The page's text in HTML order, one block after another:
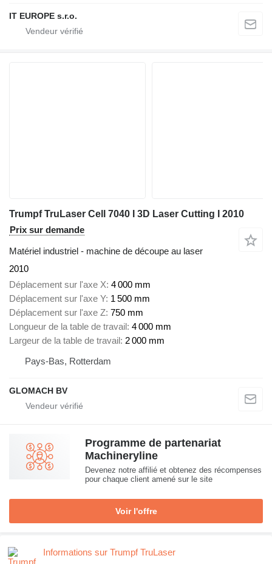
IT EUROPE s.r.o.
Trumpf TruLaser Cell 7040 I 3D Laser Cutting I 2010
Prix sur demande
Matériel industriel - machine de découpe au laser
2010
Déplacement sur l'axe X 4 000 mm
Déplacement sur l'axe Y 1 500 mm
Déplacement sur l'axe Z 750 mm
Longueur de la table de travail 4 000 mm
Largeur de la table de travail 2 000 mm
Pays-Bas, Rotterdam
GLOMACH BV
Programme de partenariat
Machineryline
Devenez notre affilié et obtenez des récompenses
pour chaque client amené sur le site
Voir l'offre
Informations sur Trumpf TruLaser